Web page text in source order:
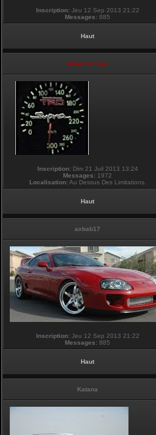
Inscription:Jeu 12 Sep 2013 21:22
Messages: 885
Haut
NikoLifeStyle
Inscription:Dim 21 Juil 2013 13:24
Messages: 1972
Localisation:Au Dessus Des Limitations.
Haut
axbab17
Inscription:Jeu 12 Sep 2013 21:22
Messages: 885
Haut
Katana